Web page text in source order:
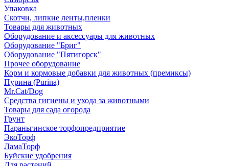
Упаковка
Скотчи, липкие ленты,пленки
Товары для животных
Оборудование и аксессуары для животных
Оборудование "Бриг"
Оборудование "Пятигорск"
Прочее оборудование
Корм и кормовые добавки для животных (премиксы)
Пурина (Purina)
Mr.Cat/Dog
Средства гигиены и ухода за животными
Товары для сада огорода
Грунт
Параньгинское торфопредприятие
ЭкоТорф
ЛамаТорф
Буйские удобрения